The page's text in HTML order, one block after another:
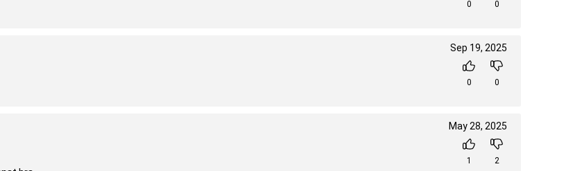
0 0
Sep 19, 2025
0 0
May 28, 2025
1 2